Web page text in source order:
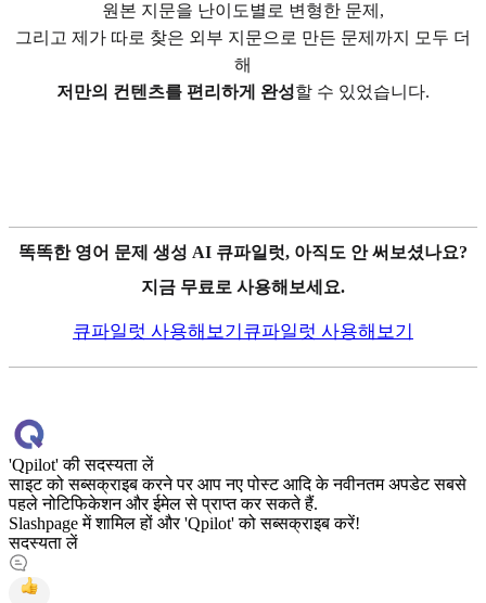
원본 지문을 난이도별로 변형한 문제,
그리고 제가 따로 찾은 외부 지문으로 만든 문제까지 모두 더
해
저만의 컨텐츠를 편리하게 완성할 수 있었습니다.
똑똑한 영어 문제 생성 AI 큐파일럿, 아직도 안 써보셨나요?
지금 무료로 사용해보세요.
큐파일럿 사용해보기 큐파일럿 사용해보기
'Qpilot' की सदस्यता लें
साइट को सब्सक्राइब करने पर आप नए पोस्ट आदि के नवीनतम अपडेट सबसे
पहले नोटिफिकेशन और ईमेल से प्राप्त कर सकते हैं.
Slashpage में शामिल हों और 'Qpilot' को सब्सक्राइब करें!
सदस्यता लें